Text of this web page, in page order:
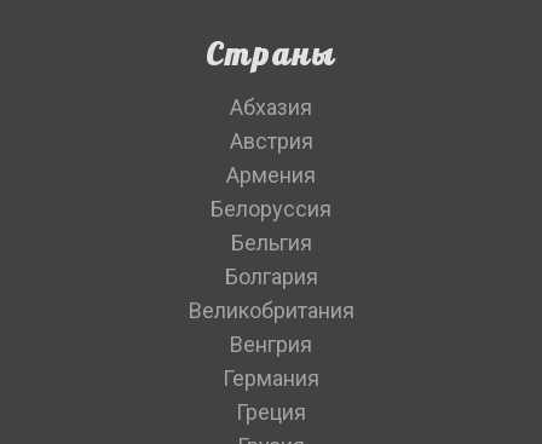
Страны
Абхазия
Австрия
Армения
Белоруссия
Бельгия
Болгария
Великобритания
Венгрия
Германия
Греция